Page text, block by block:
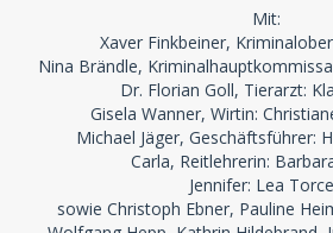
Mit:
Xaver Finkbeiner,
Nina Brändle,
Dr. Florian Goll, Tierarzt:
Gisela Wanner, Wirtin:
Michael Jäger, Geschäftsführer:
Carla, Reitlehrerin:
Jennifer: Lea
sowie Christoph Ebner, Pauline